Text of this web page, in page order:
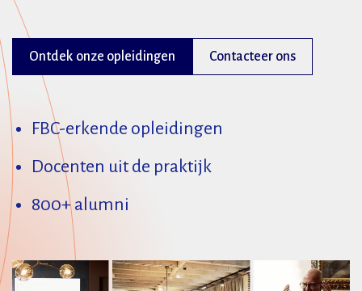
Ontdek onze opleidingen Contacteer ons
FBC-erkende opleidingen
Docenten uit de praktijk
800+ alumni